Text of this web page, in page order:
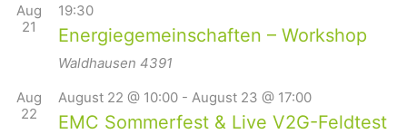
Aug
21
19:30
Energiegemeinschaften – Workshop
Waldhausen 4391
Aug
22
August 22 @ 10:00 - August 23 @ 17:00
EMC Sommerfest & Live V2G-Feldtest